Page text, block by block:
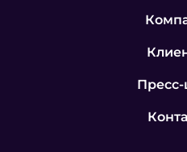
Пресс-